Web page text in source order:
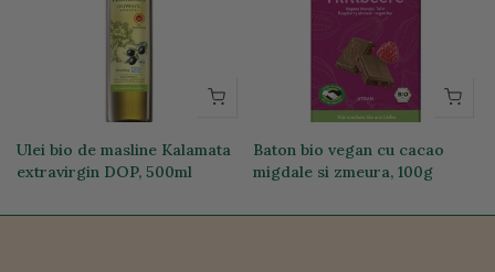
Ulei bio de masline Kalamata
extravirgin DOP, 500ml
Baton bio vegan cu cacao
migdale si zmeura, 100g